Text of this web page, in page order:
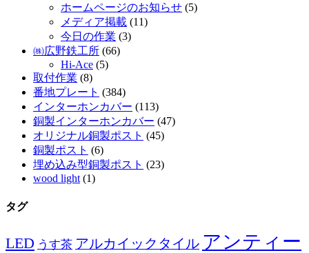
ホームページのお知らせ (5)
メディア掲載 (11)
今日の作業 (3)
㈱広野鉄工所 (66)
Hi-Ace (5)
取付作業 (8)
番地プレート (384)
インターホンカバー (113)
銅製インターホンカバー (47)
オリジナル銅製ポスト (45)
銅製ポスト (6)
埋め込み型銅製ポスト (23)
wood light (1)
タグ
LED うす茶 アルカイックタイル アンティー